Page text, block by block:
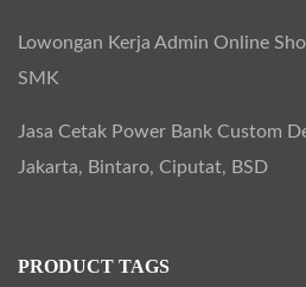
Lowongan Kerja Admin Online
SMK
Jasa Cetak Power Bank Custom
Jakarta, Bintaro, Ciputat, BSD
PRODUCT TAGS